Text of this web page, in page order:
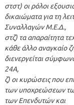
στστ) οι ρόλοι
δικαιώματα για τη
Συναλλαγών Μ.Ε.Δ.,
στζ) τα απαραίτητα
κάθε άλλο αναγκαίο
διενεργείται
24Α,
ζ) οι κυρώσεις που
των υποχρεώσεων
των Επενδυτών και